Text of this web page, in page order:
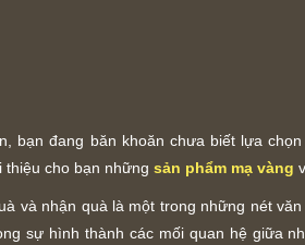
bạn đang băn khoăn chưa biết lựa
thiệu cho bạn những sản phẩm mạ vàng
và nhận quà là một trong những nét
sự hình thành các mối quan hệ giữa